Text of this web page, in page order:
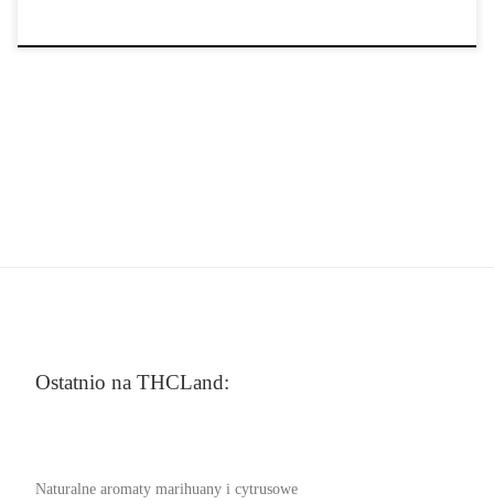
Ostatnio na THCLand:
Naturalne aromaty marihuany i cytrusowe